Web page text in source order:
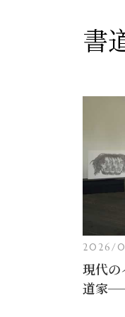
書
2026/
現代の
道家